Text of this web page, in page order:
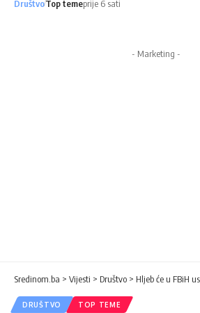
DruštvoTop temeprije 6 sati
- Marketing -
Sredinom.ba > Vijesti > Društvo > Hljeb će u FBiH
DRUŠTVO TOP TEME